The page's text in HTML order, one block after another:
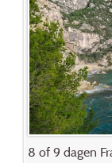
8 of 9 dagen